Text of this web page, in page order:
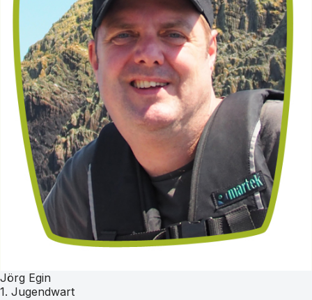
Jörg Egin
1. Jugendwart